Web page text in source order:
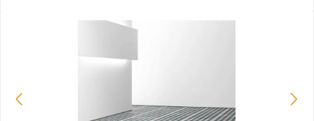
Bildergalerie überspringen